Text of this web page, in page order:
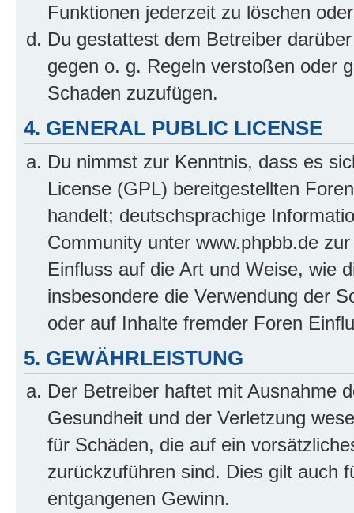
Funktionen jederzeit zu löschen
Du gestattest dem Betreiber
gegen o. g. Regeln verstoßen oder
Schaden zuzufügen.
4. GENERAL PUBLIC LICENSE
Du nimmst zur Kenntnis, dass es
License (GPL) bereitgestellten
handelt; deutschsprachige
Community unter www.phpbb.de
Einfluss auf die Art und Weise, wie
insbesondere die Verwendung der
oder auf Inhalte fremder Foren
5. GEWÄHRLEISTUNG
Der Betreiber haftet mit Ausnahme
Gesundheit und der Verletzung
für Schäden, die auf ein
zurückzuführen sind. Dies gilt auch
entgangenen Gewinn.